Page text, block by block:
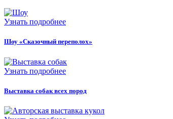
Узнать подробнее
Шоу «Сказочный переполох»
Узнать подробнее
Выставка собак всех пород